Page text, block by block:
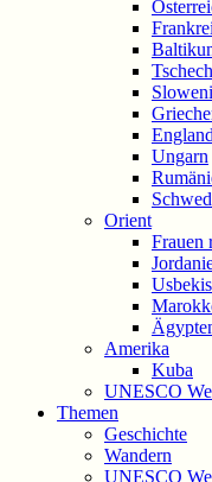
England
Ungarn
Orient
Frauen
Amerika
Kuba
UNESCO
Themen
Geschichte
Wandern
UNESCO